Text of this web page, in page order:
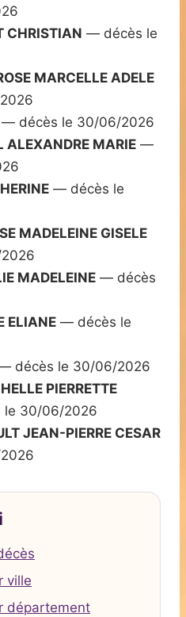
CHRISTIAN — décès le
MARCELLE ADELE
— décès le 30/06/2026
ALEXANDRE MARIE —
— décès le
MADELEINE GISELE
MADELEINE — décès
ELIANE — décès le
décès le 30/06/2026
PIERRETTE
30/06/2026
JEAN-PIERRE CESAR
ville
département